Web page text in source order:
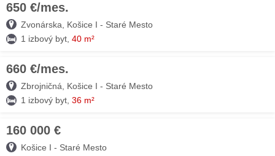
650 €/mes.
Zvonárska, Košice I - Staré Mesto
1 izbový byt, 40 m²
660 €/mes.
Zbrojničná, Košice I - Staré Mesto
1 izbový byt, 36 m²
160 000 €
Košice I - Staré Mesto